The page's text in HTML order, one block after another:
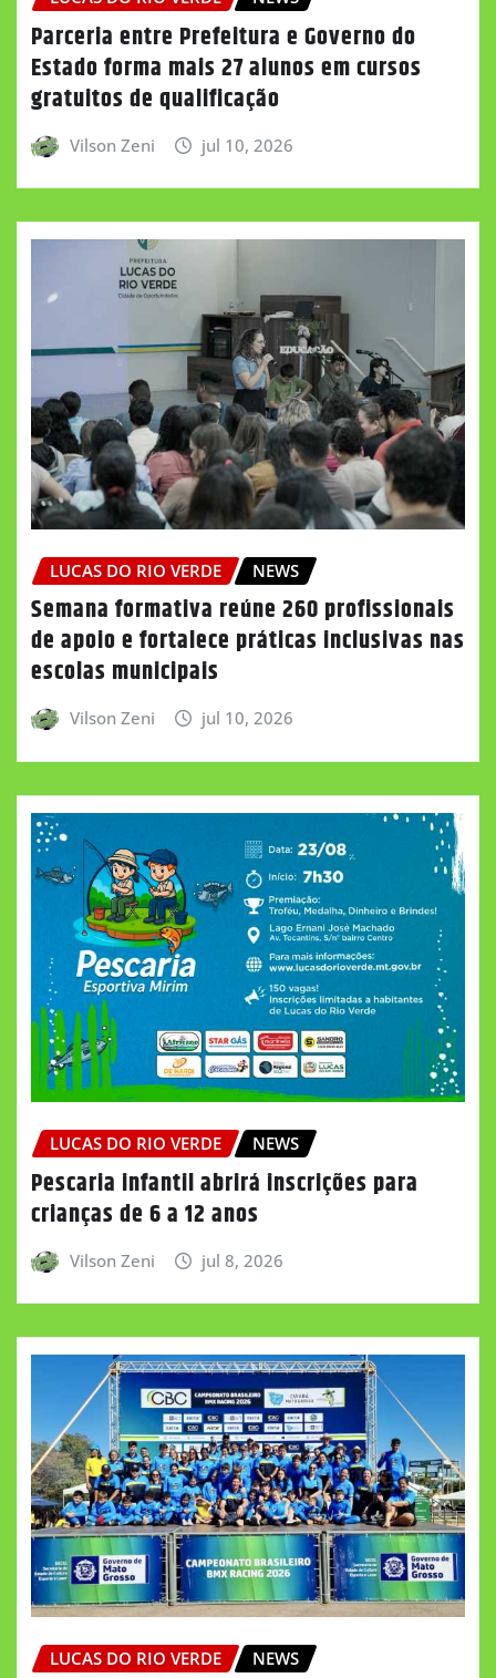
Parceria entre Prefeitura e Governo do
Estado forma mais 27 alunos em cursos
gratuitos de qualificação
Vilson Zeni jul 10, 2026
LUCAS DO RIO VERDE NEWS
Semana formativa reúne 260 profissionais
de apoio e fortalece práticas inclusivas nas
escolas municipais
Vilson Zeni jul 10, 2026
LUCAS DO RIO VERDE NEWS
Pescaria infantil abrirá inscrições para
crianças de 6 a 12 anos
Vilson Zeni jul 8, 2026
LUCAS DO RIO VERDE NEWS